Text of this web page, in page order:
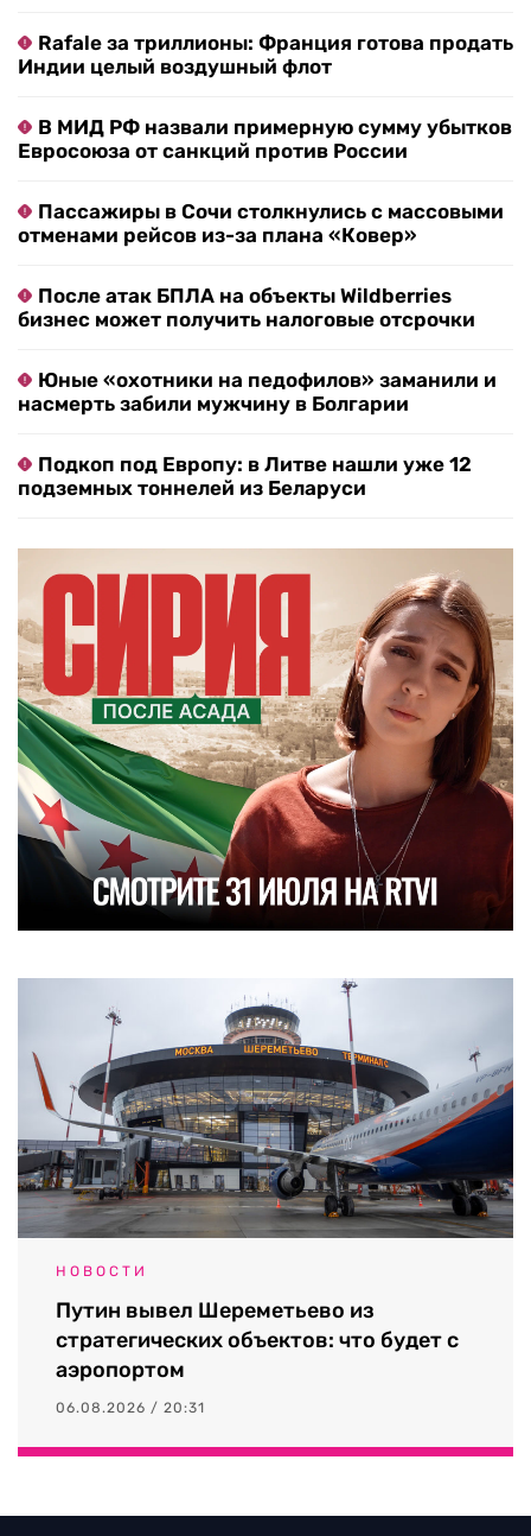
Rafale за триллионы: Франция готова продать
Индии целый воздушный флот
В МИД РФ назвали примерную сумму убытков
Евросоюза от санкций против России
Пассажиры в Сочи столкнулись с массовыми
отменами рейсов из-за плана «Ковер»
После атак БПЛА на объекты Wildberries
бизнес может получить налоговые отсрочки
Юные «охотники на педофилов» заманили и
насмерть забили мужчину в Болгарии
Подкоп под Европу: в Литве нашли уже 12
подземных тоннелей из Беларуси
НОВОСТИ
Путин вывел Шереметьево из
стратегических объектов: что будет с
аэропортом
06.08.2026 / 20:31